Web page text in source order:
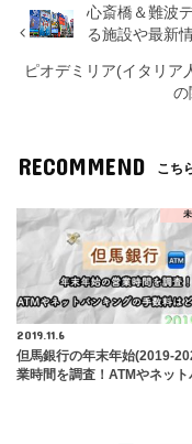
心斎橋＆難波
る施設や最新
ピオデミリア(イタリア
の
RECOMMEND こち
2019.11.6
但馬銀行の年末年始(2019-
業時間を調査！ATMやネット